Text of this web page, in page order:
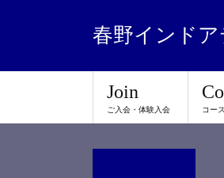
春野インド
Join
ご入会・体験入会 コー